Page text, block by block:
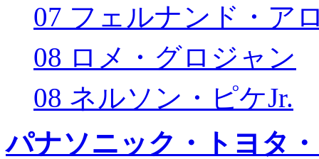
07 フェルナンド・ア
08 ロメ・グロジャン
08 ネルソン・ピケJr.
パナソニック・トヨタ